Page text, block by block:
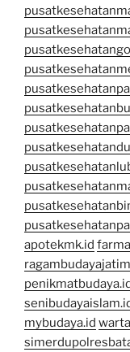
apotekmk.id
mybudaya.id